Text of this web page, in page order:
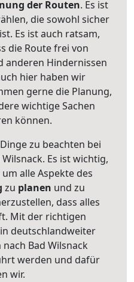
der Routen. Es ist
die sowohl sicher
Es ist auch ratsam,
die Route frei von
anderen Hindernissen
hier haben wir
gerne die Planung,
wichtige Sachen
können.
zu beachten bei
Es ist wichtig,
alle Aspekte des
zu planen und zu
dass alles
Mit der richtigen
deutschlandweiter
Bad Wilsnack
werden und dafür
wir.